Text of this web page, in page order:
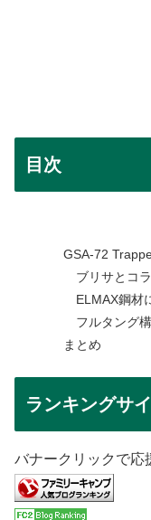
目次
GSA-72
ブリサとコ
ELMAX鋼材
フルタング
まとめ
ランキングサ
バナークリックで応